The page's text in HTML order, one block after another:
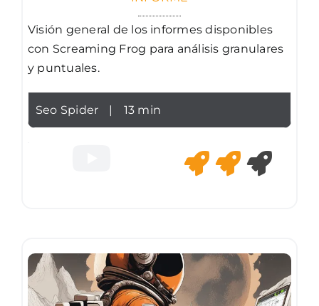
Visión general de los informes disponibles
con Screaming Frog para análisis granulares
y puntuales.
Seo Spider | 13 min